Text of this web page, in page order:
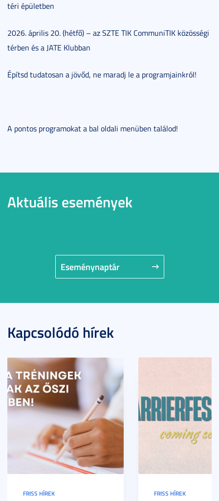
téri épületben
2026. április 20. (hétfő) – az SZTE TIK CommuniTIK közösségi
térben és a JATE Klubban
Építsd tudatosan a jövőd, ne maradj le a programjainkról!
A pontos programokat a bal oldali menüben találod!
Aktuális események
Eseménynaptár
Kapcsolódó hírek
FRISS HÍREK FRISS HÍREK